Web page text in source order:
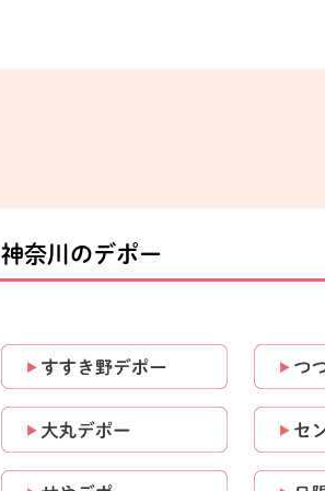
神奈川のデポー